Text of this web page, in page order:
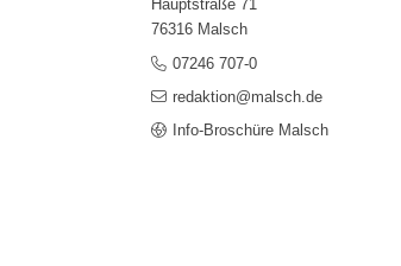
Hauptstraße 71
76316 Malsch
07246 707-0
redaktion@malsch.de
Info-Broschüre Malsch